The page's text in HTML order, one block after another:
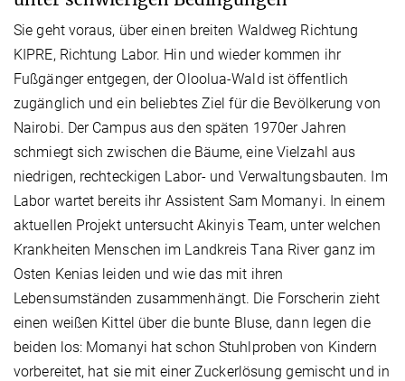
Sie geht voraus, über einen breiten Waldweg Richtung
KIPRE, Richtung Labor. Hin und wieder kommen ihr
Fußgänger entgegen, der Oloolua-Wald ist öffentlich
zugänglich und ein beliebtes Ziel für die Bevölkerung von
Nairobi. Der Campus aus den späten 1970er Jahren
schmiegt sich zwischen die Bäume, eine Vielzahl aus
niedrigen, rechteckigen Labor- und Verwaltungsbauten. Im
Labor wartet bereits ihr Assistent Sam Momanyi. In einem
aktuellen Projekt untersucht Akinyis Team, unter welchen
Krankheiten Menschen im Landkreis Tana River ganz im
Osten Kenias leiden und wie das mit ihren
Lebensumständen zusammenhängt. Die Forscherin zieht
einen weißen Kittel über die bunte Bluse, dann legen die
beiden los: Momanyi hat schon Stuhlproben von Kindern
vorbereitet, hat sie mit einer Zuckerlösung gemischt und in